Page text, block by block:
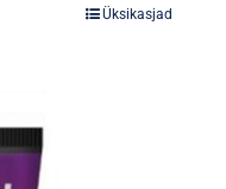
Üksikasjad